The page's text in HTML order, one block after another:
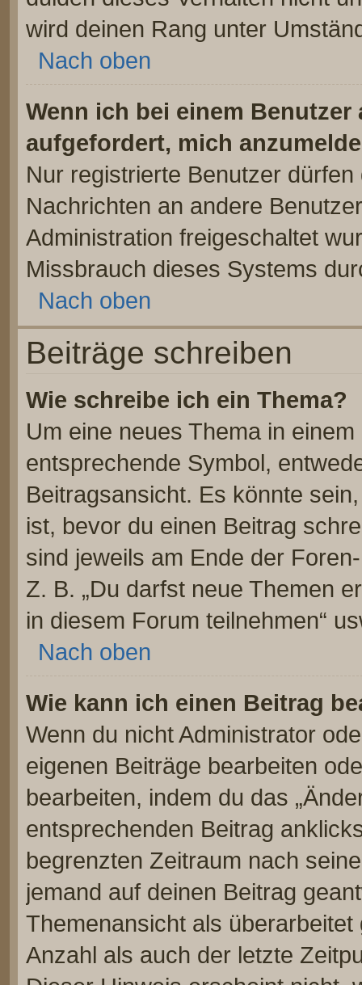
wird deinen Rang unter
Nach oben
Wenn ich bei einem
aufgefordert, mich
Nur registrierte Benutzer
Nachrichten an andere
Administration freigeschaltet
Missbrauch dieses Systems
Nach oben
Beiträge schreiben
Wie schreibe ich ein Thema?
Um eine neues Thema in
entsprechende Symbol,
Beitragsansicht. Es könnte
ist, bevor du einen Beitrag
sind jeweils am Ende der
Z. B. „Du darfst neue Themen
in diesem Forum teilnehmen“
Nach oben
Wie kann ich einen Beitrag
Wenn du nicht Administrator
eigenen Beiträge bearbeiten
bearbeiten, indem du das
entsprechenden Beitrag
begrenzten Zeitraum nach
jemand auf deinen Beitrag
Themenansicht als
Anzahl als auch der letzte